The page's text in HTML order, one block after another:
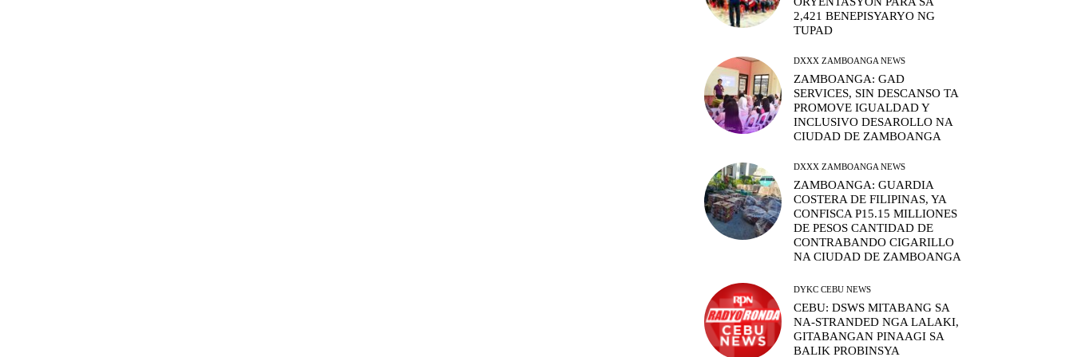
2,421 BENEPISYARYO NG
TUPAD
DXXX ZAMBOANGA NEWS
ZAMBOANGA: GAD
SERVICES, SIN DESCANSO TA
PROMOVE IGUALDAD Y
INCLUSIVO DESAROLLO NA
CIUDAD DE ZAMBOANGA
DXXX ZAMBOANGA NEWS
ZAMBOANGA: GUARDIA
COSTERA DE FILIPINAS, YA
CONFISCA P15.15 MILLIONES
DE PESOS CANTIDAD DE
CONTRABANDO CIGARILLO
NA CIUDAD DE ZAMBOANGA
DYKC CEBU NEWS
CEBU: DSWS MITABANG SA
NA-STRANDED NGA LALAKI,
GITABANGAN PINAAGI SA
BALIK PROBINSYA